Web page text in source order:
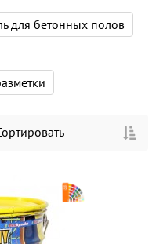
для бетонных полов